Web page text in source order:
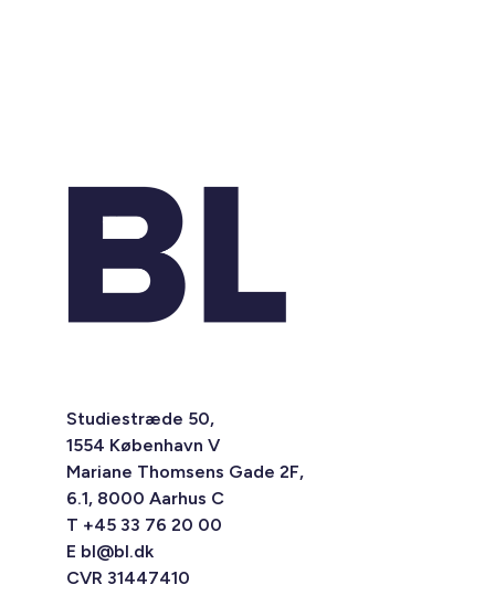
Studiestræde 50,
1554 København V
Mariane Thomsens Gade 2F,
6.1, 8000 Aarhus C
T +45 33 76 20 00
E bl@bl.dk
CVR 31447410